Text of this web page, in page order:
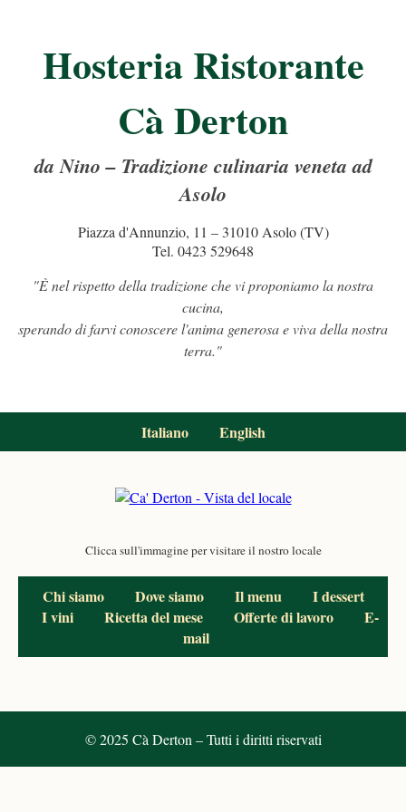
Hosteria Ristorante
Cà Derton
da Nino – Tradizione culinaria veneta ad
Asolo
Piazza d'Annunzio, 11 – 31010 Asolo (TV)
Tel. 0423 529648
"È nel rispetto della tradizione che vi proponiamo la nostra
cucina,
sperando di farvi conoscere l'anima generosa e viva della nostra
terra."
Italiano English
Clicca sull'immagine per visitare il nostro locale
Chi siamo Dove siamo Il menu
I dessert
I vini
Ricetta del mese Offerte di lavoro
E-
mail
© 2025 Cà Derton – Tutti i diritti riservati